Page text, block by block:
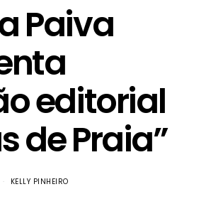
Paiva
editorial
de Praia”
KELLY PINHEIRO